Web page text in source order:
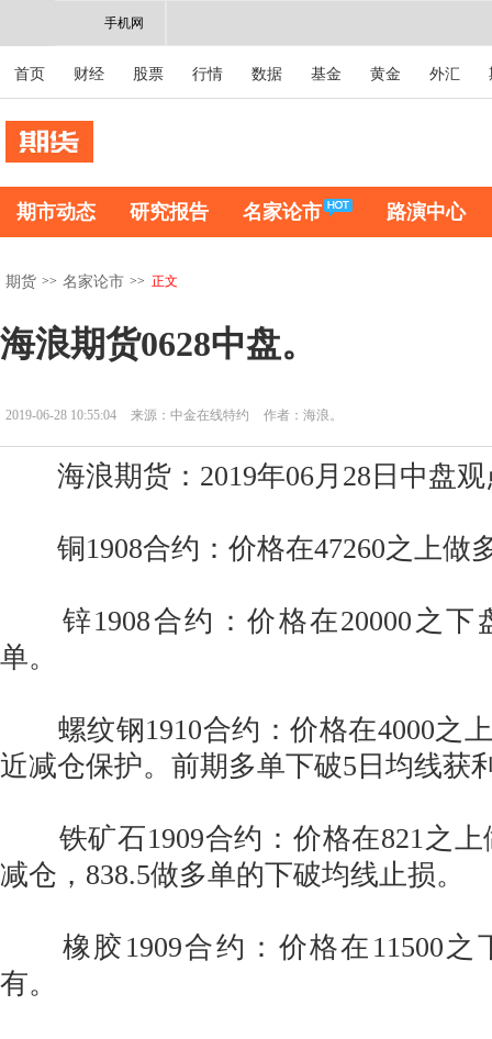
手机网
首页 财经 股票 行情 数据 基金 黄金 外汇
期市动态 研究报告 名家论市 路演中心
期货 >> 名家论市 >> 正文
海浪期货0628中盘。
2019-06-28 10:55:04 来源：中金在线特约 作者：海浪。
海浪期货：2019年06月28日中盘观
铜1908合约：价格在47260之上做
锌1908合约：价格在20000之下
单。
螺纹钢1910合约：价格在4000之上
近减仓保护。前期多单下破5日均线获
铁矿石1909合约：价格在821之上
减仓，838.5做多单的下破均线止损。
橡胶1909合约：价格在11500之
有。